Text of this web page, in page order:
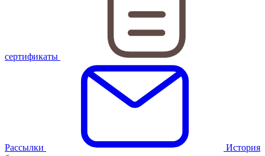
сертификаты
Рассылки
История